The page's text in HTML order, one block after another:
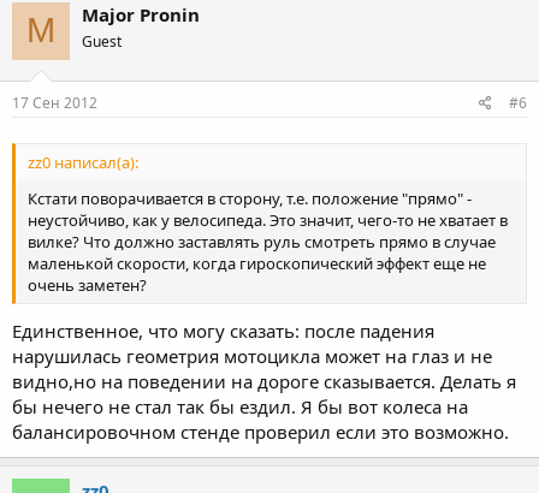
M Major Pronin
Guest
17 Сен 2012 #6
zz0 написал(а):
Кстати поворачивается в сторону, т.е. положение "прямо" -
неустойчиво, как у велосипеда. Это значит, чего-то не хватает в
вилке? Что должно заставлять руль смотреть прямо в случае
маленькой скорости, когда гироскопический эффект еще не
очень заметен?
Единственное, что могу сказать: после падения
нарушилась геометрия мотоцикла может на глаз и не
видно,но на поведении на дороге сказывается. Делать я
бы нечего не стал так бы ездил. Я бы вот колеса на
балансировочном стенде проверил если это возможно.